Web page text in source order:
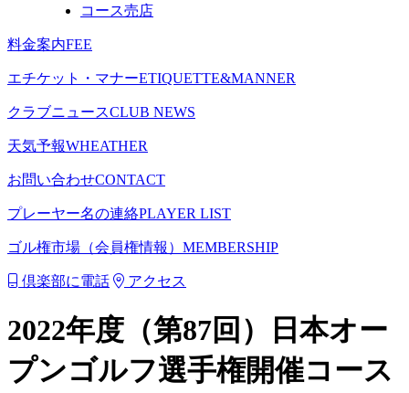
コース売店
料金案内FEE
エチケット・マナーETIQUETTE&MANNER
クラブニュースCLUB NEWS
天気予報WHEATHER
お問い合わせCONTACT
プレーヤー名の連絡PLAYER LIST
ゴル権市場（会員権情報） MEMBERSHIP
倶楽部に電話 アクセス
2022年度（第87回）日本オー
プンゴルフ選手権開催コース